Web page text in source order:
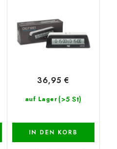
auf Lager (>5 St)
36,95 €
IN DEN KORB